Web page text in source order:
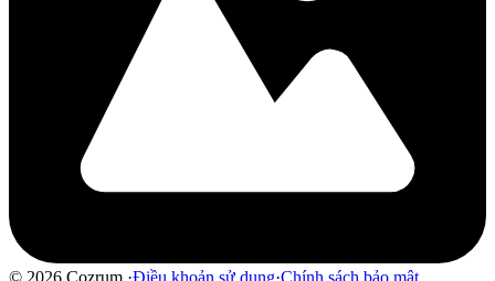
© 2026 Cozrum.·Điều khoản sử dụng·Chính sách bảo mật